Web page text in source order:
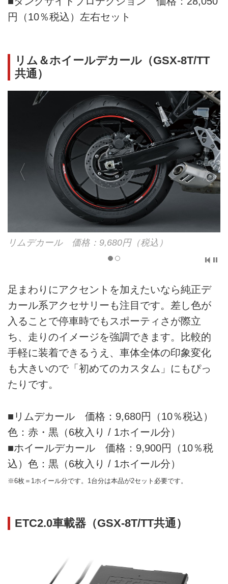
円（10％税込）左右セット
リム＆ホイールデカール（GSX-8T/TT
共通）
リムデカール 価格：9,680円（税込）
足まわりにアクセントを加えたいなら純正デ
カール系アクセサリーも注目です。差し色が
入ることで停車時でもスポーティさが際立
ち、走りのイメージを強調できます。比較的
手軽に装着できるうえ、車体全体の印象変化
も大きいので「初めてのカスタム」にもぴっ
たりです。
■リムデカール 価格：9,680円（10％税込）
色：赤・黒（6枚入り / 1ホイール分）
■ホイールデカール 価格：9,900円（10％税
込）色：黒（6枚入り / 1ホイール分）
※6枚＝1ホイール分です。1台分は本品が2セット必要です。
ETC2.0車載器（GSX-8T/TT共通）